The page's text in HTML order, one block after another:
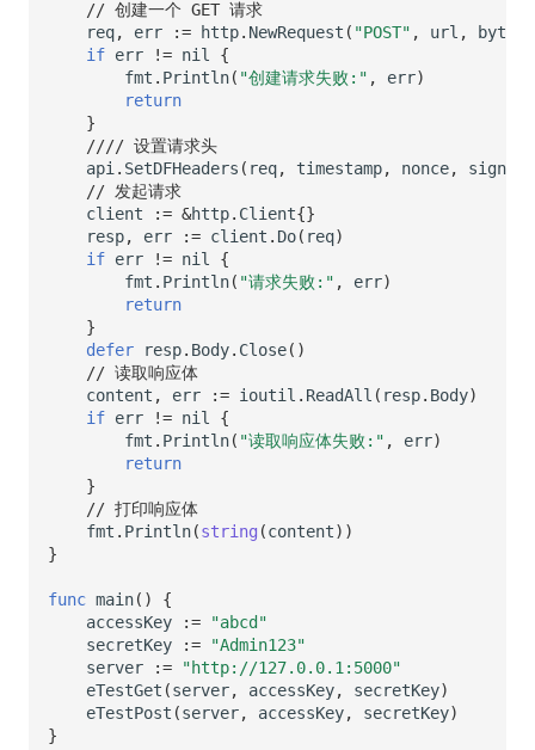
// 创建一个 GET 请求
req, err := http. NewRequest ( "POST" , url , bytes
if err != nil
{
fmt . Println( "创建请求失败:" , err)
return
}
//// 设置请求头
api . SetDFHeaders ( req, timestamp, nonce, sign
// 发起请求
client
:= &http. Client{}
resp, err := client . Do( req)
if err != nil
{
fmt . Println( "请求失败:" , err)
return
}
defer
resp. Body. Close()
// 读取响应体
content , err := ioutil . ReadAll ( resp. Body)
if err != nil
{
fmt . Println( "读取响应体失败:" , err)
return
}
// 打印响应体
fmt . Println(string (content))
}
func main()
{
accessKey
:=
"abcd"
secretKey
:=
"Admin123"
server
:=
"http://127.0.0.1:5000"
eTestGet (server, accessKey, secretKey)
eTestPost (server, accessKey, secretKey)
}